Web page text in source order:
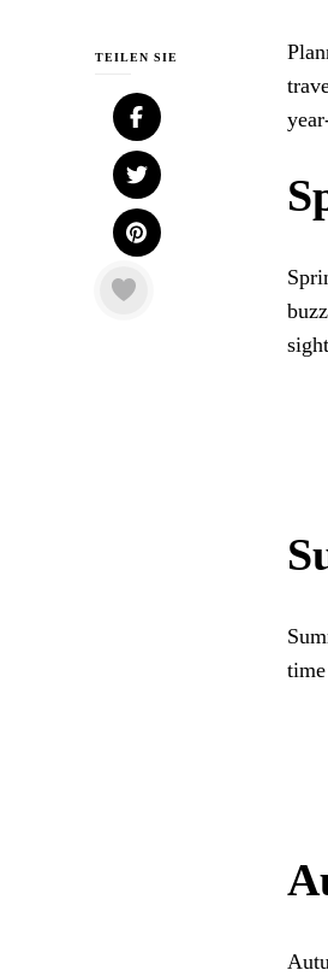
TEILEN SIE